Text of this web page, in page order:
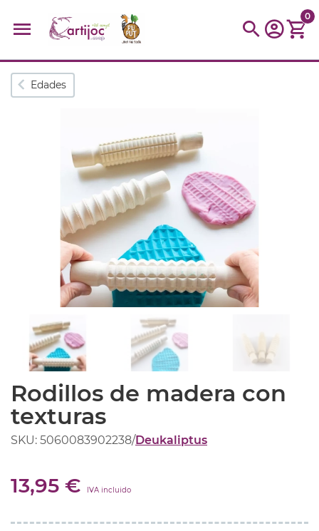
Búsquedas populares
kidynight Puzzle
0
Edades
Rodillos de madera con
texturas
SKU: 5060083902238/Deukaliptus
13,95 € IVA incluido